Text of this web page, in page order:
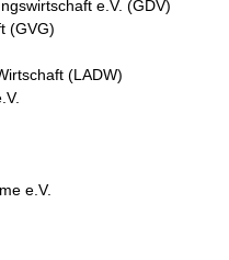
e.V. (GDV)
(GVG)
(LADW)
e.V.